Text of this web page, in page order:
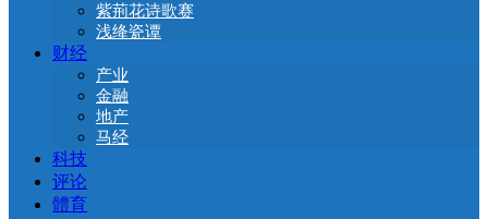
紫荊花诗歌赛
浅绛瓷谭
财经
产业
金融
地产
马经
科技
评论
體育